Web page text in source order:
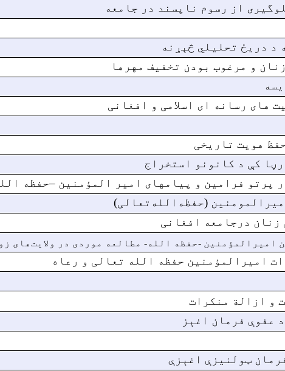
از رسوم ناپسند در جامعه
د دریځ تحلیلي څېړنه
و مرغوب بودن تخفیف مهرها
های رسانه ای اسلامی و افغانی
هویت تاریخی
کې د کانونو استخراج
پرتو فرامین و پیام­های امیر المؤمنین –حفظه
(حفظه‌الله‌تعالی)
زنان درجامعه افغانی
-حفظه الله- مطالعه موردی در ولایت‌های
امیرالمؤمنین حفظه الله تعالی و رعاه
و ازالة منکرات
عفوې فرمان اغېز
ټولنيزې اغېزې